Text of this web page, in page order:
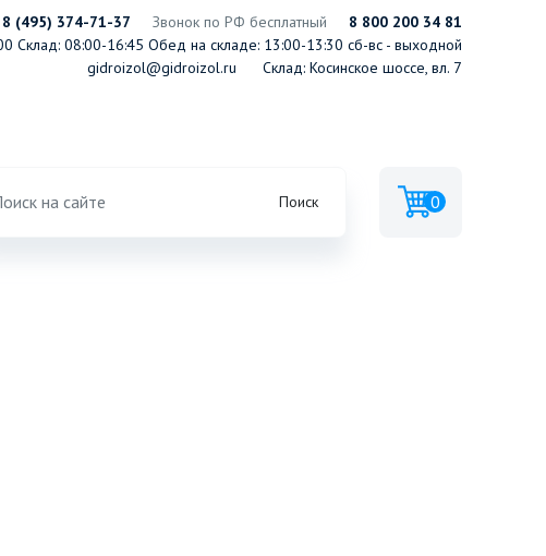
8 (495) 374-71-37 Звонок по РФ бесплатный
8 800 200 34 81
Склад: 08:00-16:45 Обед на складе: 13:00-13:30 сб-вс - выходной
gidroizol@gidroizol.ru
Склад: Косинское шоссе, вл. 7
Поиск 0